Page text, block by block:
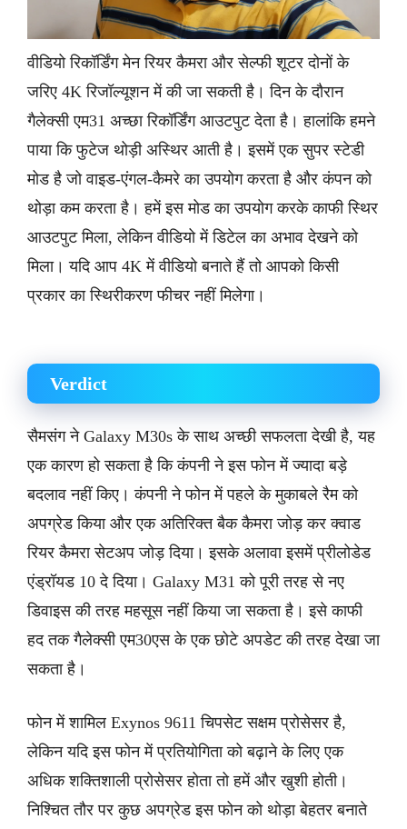
वीडियो रिकॉर्डिंग मेन रियर कैमरा और सेल्फी शूटर दोनों के
जरिए 4K रिजॉल्यूशन में की जा सकती है। दिन के दौरान
गैलेक्सी एम31 अच्छा रिकॉर्डिंग आउटपुट देता है। हालांकि हमने
पाया कि फुटेज थोड़ी अस्थिर आती है। इसमें एक सुपर स्टेडी
मोड है जो वाइड-एंगल-कैमरे का उपयोग करता है और कंपन को
थोड़ा कम करता है। हमें इस मोड का उपयोग करके काफी स्थिर
आउटपुट मिला, लेकिन वीडियो में डिटेल का अभाव देखने को
मिला। यदि आप 4K में वीडियो बनाते हैं तो आपको किसी
प्रकार का स्थिरीकरण फीचर नहीं मिलेगा।
Verdict
सैमसंग ने Galaxy M30s के साथ अच्छी सफलता देखी है, यह
एक कारण हो सकता है कि कंपनी ने इस फोन में ज्यादा बड़े
बदलाव नहीं किए। कंपनी ने फोन में पहले के मुकाबले रैम को
अपग्रेड किया और एक अतिरिक्त बैक कैमरा जोड़ कर क्वाड
रियर कैमरा सेटअप जोड़ दिया। इसके अलावा इसमें प्रीलोडेड
एंड्रॉयड 10 दे दिया। Galaxy M31 को पूरी तरह से नए
डिवाइस की तरह महसूस नहीं किया जा सकता है। इसे काफी
हद तक गैलेक्सी एम30एस के एक छोटे अपडेट की तरह देखा जा
सकता है।
फोन में शामिल Exynos 9611 चिपसेट सक्षम प्रोसेसर है,
लेकिन यदि इस फोन में प्रतियोगिता को बढ़ाने के लिए एक
अधिक शक्तिशाली प्रोसेसर होता तो हमें और खुशी होती।
निश्चित तौर पर कुछ अपग्रेड इस फोन को थोड़ा बेहतर बनाते